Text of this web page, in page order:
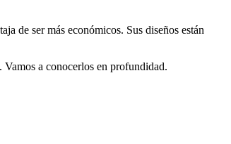
de ser más económicos. Sus diseños están
Vamos a conocerlos en profundidad.